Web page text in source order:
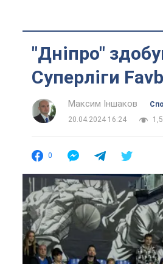
"Дніпро"
Суперліги
Максим Іншаков
20.04.2024 16:24
0